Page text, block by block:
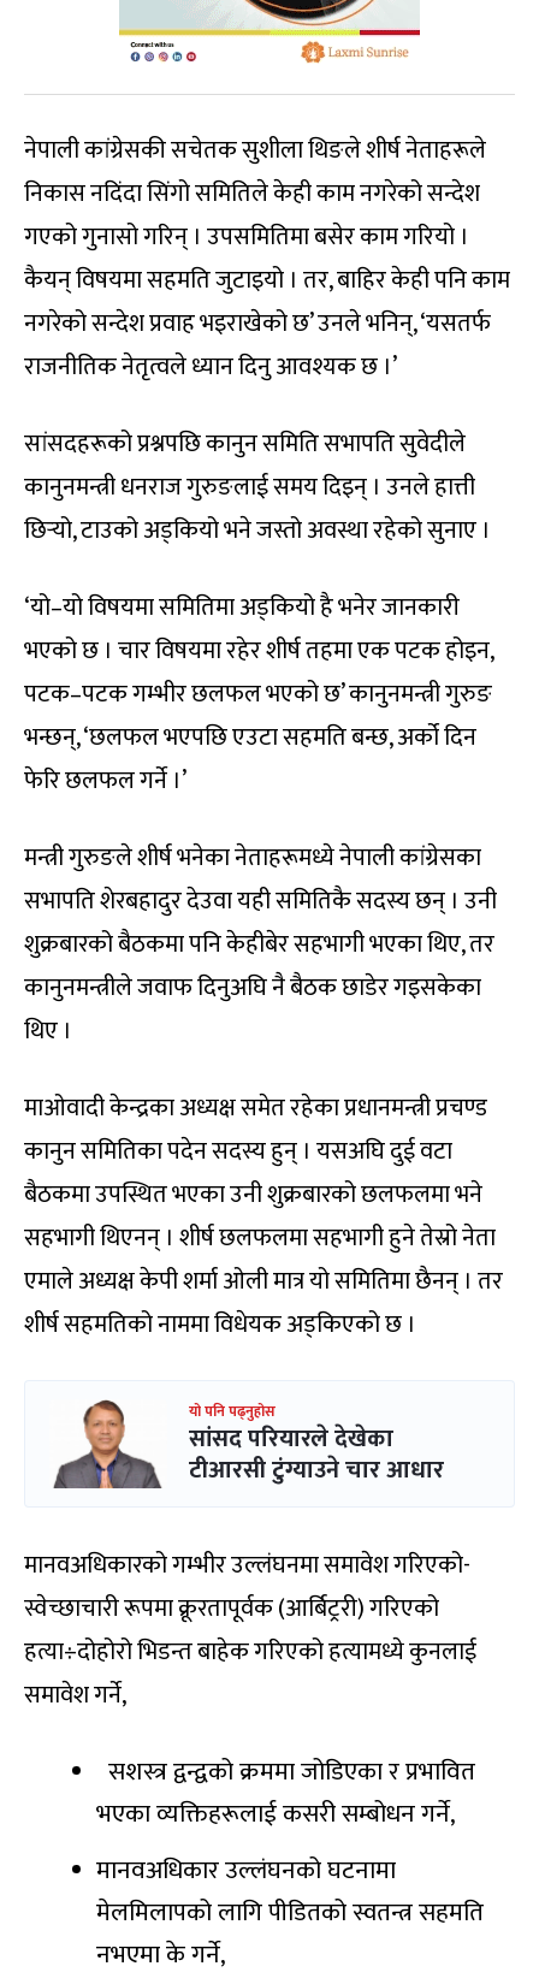
नेपाली कांग्रेसकी सचेतक सुशीला थिङले शीर्ष नेताहरूले
निकास नदिंदा सिंगो समितिले केही काम नगरेको सन्देश
गएको गुनासो गरिन् । उपसमितिमा बसेर काम गरियो ।
कैयन् विषयमा सहमति जुटाइयो । तर, बाहिर केही पनि काम
नगरेको सन्देश प्रवाह भइराखेको छ’ उनले भनिन्, ‘यसतर्फ
राजनीतिक नेतृत्वले ध्यान दिनु आवश्यक छ ।’
सांसदहरूको प्रश्नपछि कानुन समिति सभापति सुवेदीले
कानुनमन्त्री धनराज गुरुङलाई समय दिइन् । उनले हात्ती
छिर्‍यो, टाउको अड्कियो भने जस्तो अवस्था रहेको सुनाए ।
‘यो–यो विषयमा समितिमा अड्कियो है भनेर जानकारी
भएको छ । चार विषयमा रहेर शीर्ष तहमा एक पटक होइन,
पटक–पटक गम्भीर छलफल भएको छ’ कानुनमन्त्री गुरुङ
भन्छन्, ‘छलफल भएपछि एउटा सहमति बन्छ, अर्को दिन
फेरि छलफल गर्ने ।’
मन्त्री गुरुङले शीर्ष भनेका नेताहरूमध्ये नेपाली कांग्रेसका
सभापति शेरबहादुर देउवा यही समितिकै सदस्य छन् । उनी
शुक्रबारको बैठकमा पनि केहीबेर सहभागी भएका थिए, तर
कानुनमन्त्रीले जवाफ दिनुअघि नै बैठक छाडेर गइसकेका
थिए ।
माओवादी केन्द्रका अध्यक्ष समेत रहेका प्रधानमन्त्री प्रचण्ड
कानुन समितिका पदेन सदस्य हुन् । यसअघि दुई वटा
बैठकमा उपस्थित भएका उनी शुक्रबारको छलफलमा भने
सहभागी थिएनन् । शीर्ष छलफलमा सहभागी हुने तेस्रो नेता
एमाले अध्यक्ष केपी शर्मा ओली मात्र यो समितिमा छैनन् । तर
शीर्ष सहमतिको नाममा विधेयक अड्किएको छ ।
यो पनि पढ्नुहोस
सांसद परियारले देखेका
टीआरसी टुंग्याउने चार आधार
मानवअधिकारको गम्भीर उल्लंघनमा समावेश गरिएको-
स्वेच्छाचारी रूपमा क्रूरतापूर्वक (आर्बिट्ररी) गरिएको
हत्या÷दोहोरो भिडन्त बाहेक गरिएको हत्यामध्ये कुनलाई
समावेश गर्ने,
सशस्त्र द्वन्द्वको क्रममा जोडिएका र प्रभावित
भएका व्यक्तिहरूलाई कसरी सम्बोधन गर्ने,
मानवअधिकार उल्लंघनको घटनामा
मेलमिलापको लागि पीडितको स्वतन्त्र सहमति
नभएमा के गर्ने,